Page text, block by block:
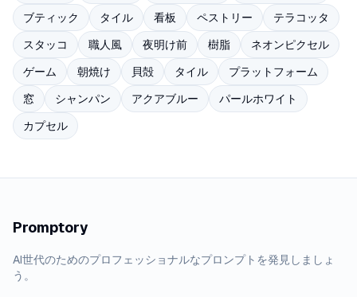
ブティック
タイル 看板 ペストリー
テラコッタ
スタッコ
職人風 夜明け前 樹脂
ネオンピクセル
ゲーム
朝焼け 貝殻 タイル
プラットフォーム
窓
シャンパン アクアブルー
パールホワイト
カプセル
Promptory
AI世代のためのプロフェッショナルなプロンプトを発見しましょ
う。